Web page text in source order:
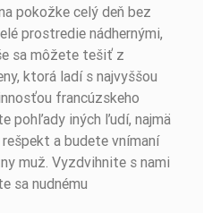
pokožke celý deň bez
prostredie nádhernými,
sa môžete tešiť z
ktorá ladí s najvyššou
francúzskeho
pohľady iných ľudí, najmä
a budete vnímaní
muž. Vyzdvihnite s nami
sa nudnému